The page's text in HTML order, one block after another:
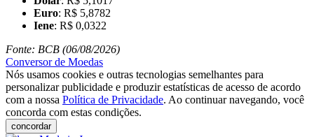
Euro: R$ 5,8782
Iene: R$ 0,0322
Fonte: BCB (06/08/2026)
Conversor de Moedas
Nós usamos cookies e outras tecnologias semelhantes para
personalizar publicidade e produzir estatísticas de acesso de acordo
com a nossa Política de Privacidade. Ao continuar navegando, você
concorda com estas condições.
concordar